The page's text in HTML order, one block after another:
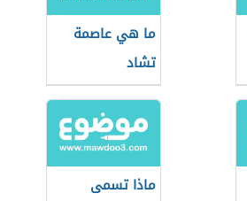
ما هي عاصمة
تشاد
ماذا تسمى